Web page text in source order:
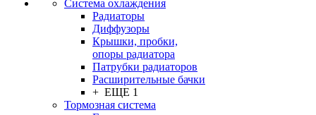
Система охлаждения
Радиаторы
Диффузоры
Крышки, пробки,
опоры радиатора
Патрубки радиаторов
Расширительные бачки
+ ЕЩЕ 1
Тормозная система